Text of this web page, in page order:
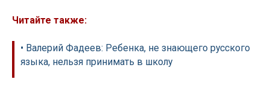
Читайте также:
• Валерий Фадеев: Ребенка, не знающего русского
языка, нельзя принимать в школу